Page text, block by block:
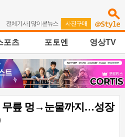
전체기사| 많이본뉴스 | 사진구매
포츠 포토엔 영상TV
무릎 멍→눈물까지…성장